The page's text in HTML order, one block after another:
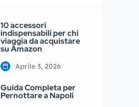
10 accessori
indispensabili per chi
viaggia da acquistare
su Amazon
Aprile 3, 2026
Guida Completa per
Pernottare a Napoli